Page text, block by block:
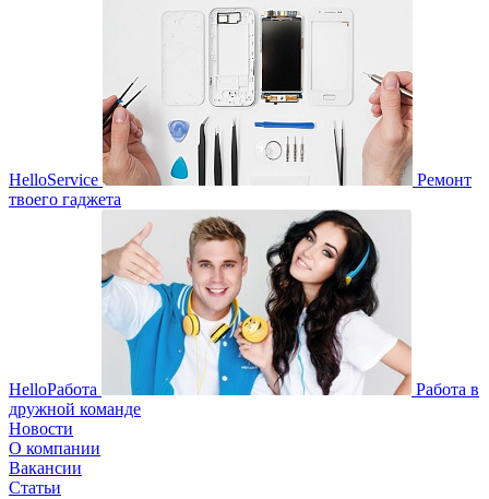
HelloService
Ремонт
твоего гаджета
HelloРабота
Работа в
дружной команде
Новости
О компании
Вакансии
Статьи